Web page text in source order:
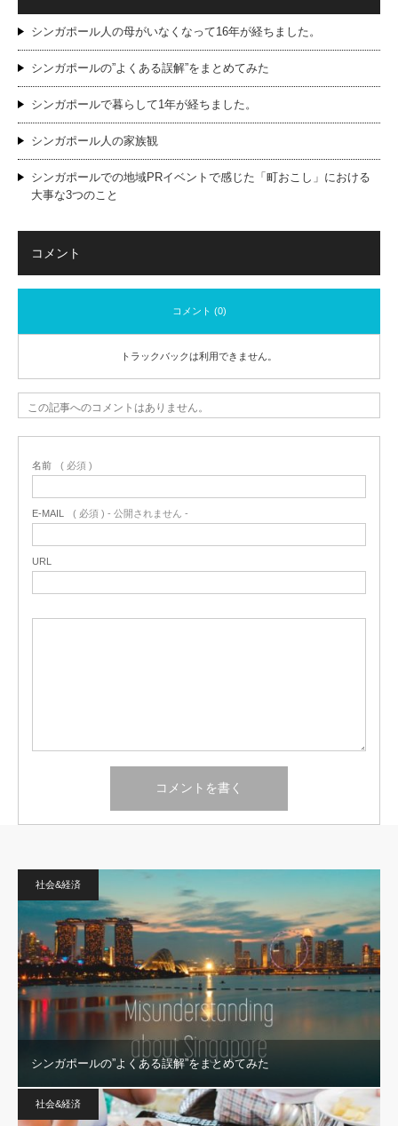
シンガポール人の母がいなくなって16年が経ちました。
シンガポールの”よくある誤解”をまとめてみた
シンガポールで暮らして1年が経ちました。
シンガポール人の家族観
シンガポールでの地域PRイベントで感じた「町おこし」における
大事な3つのこと
コメント
コメント (0)
トラックバックは利用できません。
この記事へのコメントはありません。
名前 ( 必須 )
E-MAIL ( 必須 ) - 公開されません -
URL
社会&経済
シンガポールの”よくある誤解”をまとめてみた
社会&経済